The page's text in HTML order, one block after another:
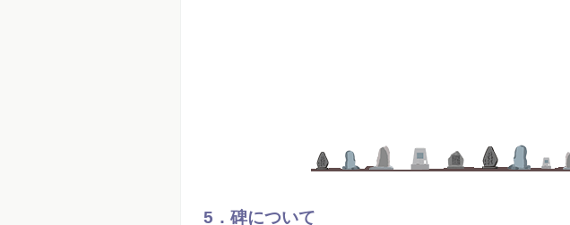
5．碑について